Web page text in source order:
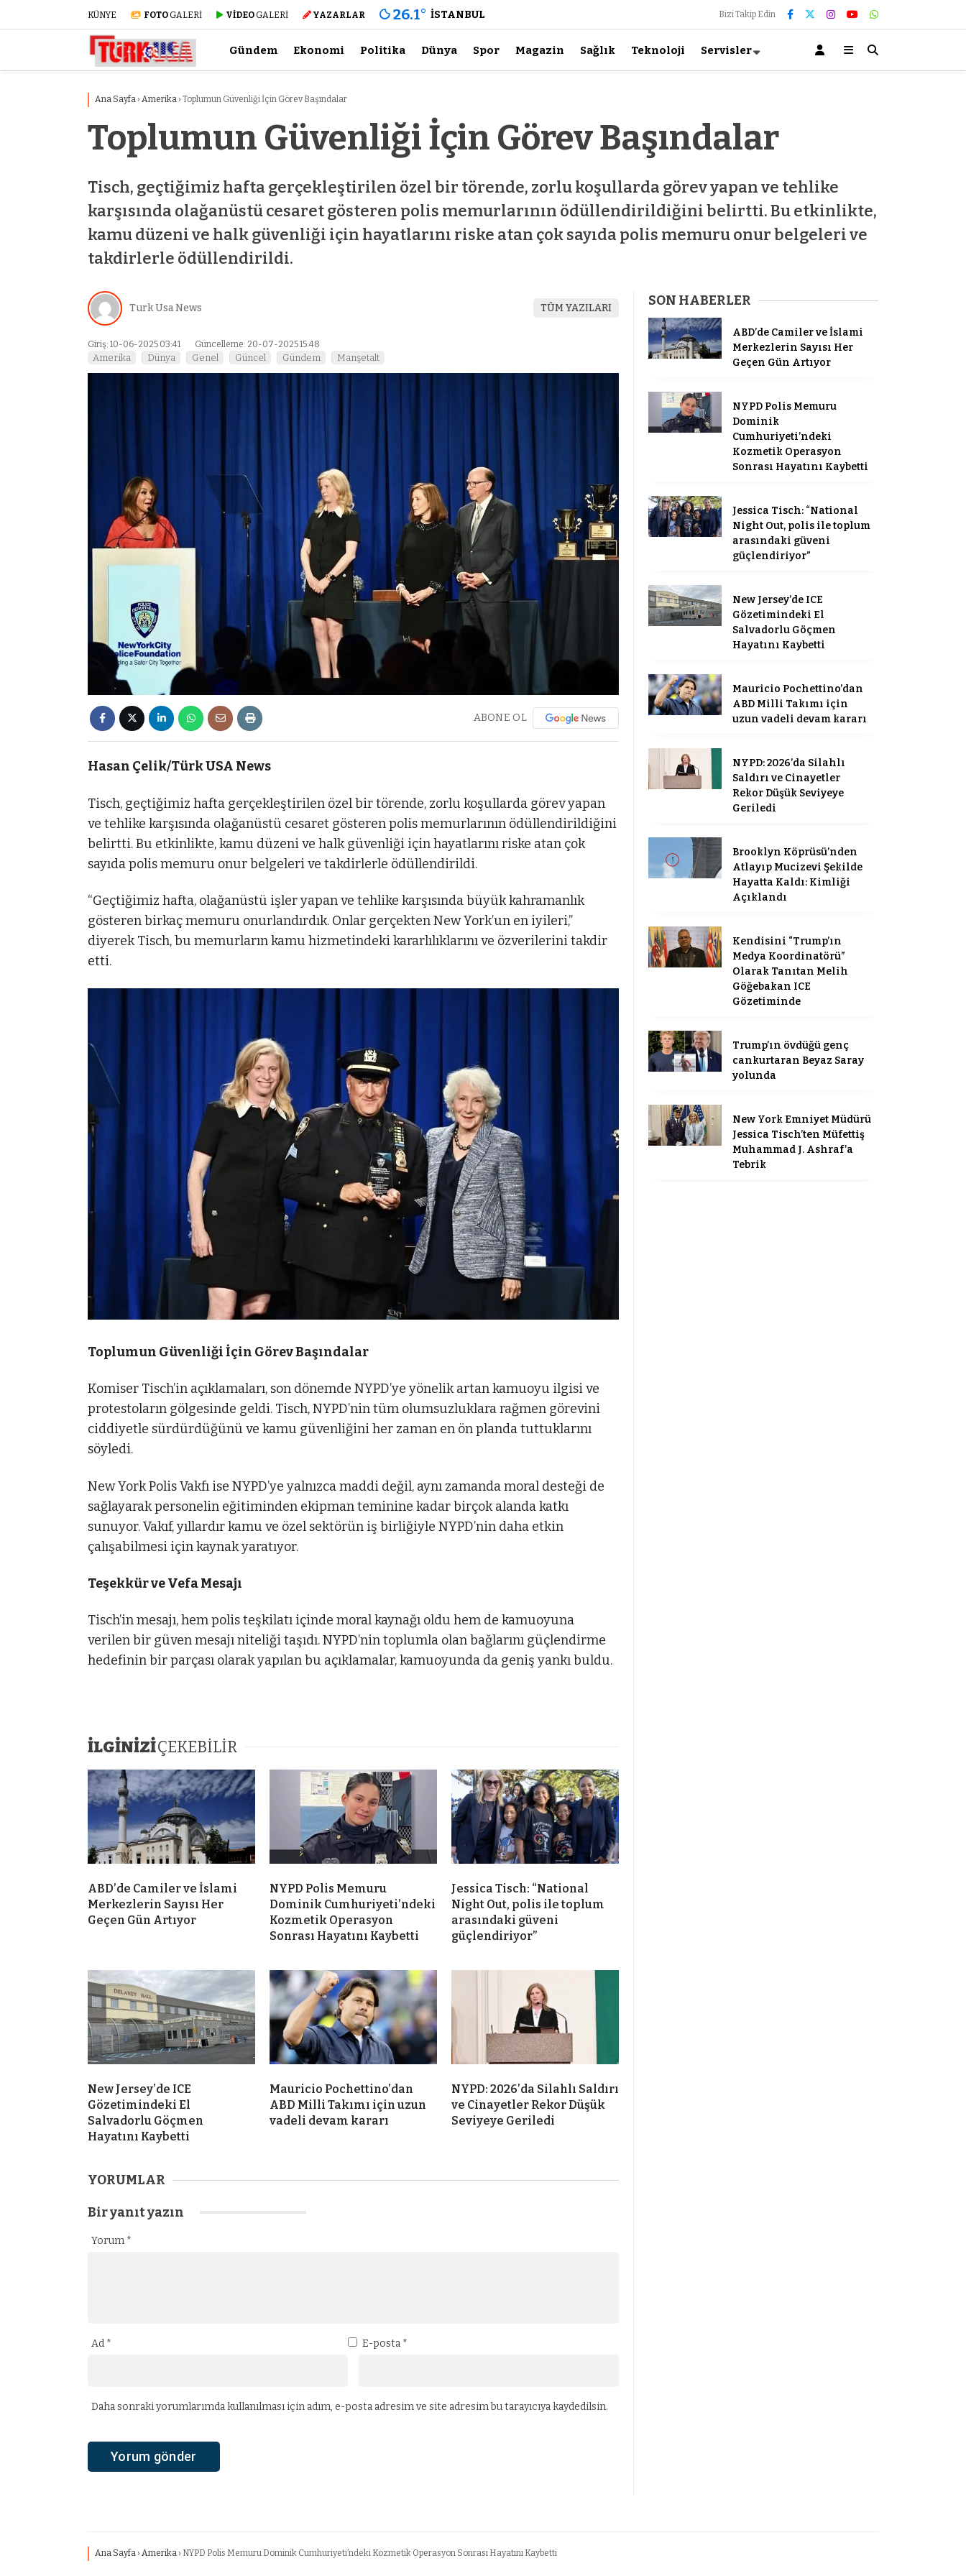
KÜNYE FOTO GALERİ VİDEO GALERİ YAZARLAR 26.1° İSTANBUL Bizi Takip Edin
Gündem Ekonomi Politika Dünya Spor Magazin Sağlık Teknoloji Servisler
Ana Sayfa › Amerika › Toplumun Güvenliği İçin Görev Başındalar
Toplumun Güvenliği İçin Görev Başındalar
Tisch, geçtiğimiz hafta gerçekleştirilen özel bir törende, zorlu koşullarda görev yapan ve tehlike
karşısında olağanüstü cesaret gösteren polis memurlarının ödüllendirildiğini belirtti. Bu etkinlikte,
kamu düzeni ve halk güvenliği için hayatlarını riske atan çok sayıda polis memuru onur belgeleri ve
takdirlerle ödüllendirildi.
Turk Usa News TÜM YAZILARI
Giriş: 10-06-2025 03:41 Güncelleme: 20-07-2025 15:48
Amerika Dünya Genel Güncel Gündem Manşetalt
ABONE OL
Hasan Çelik/Türk USA News
Tisch, geçtiğimiz hafta gerçekleştirilen özel bir törende, zorlu koşullarda görev yapan
ve tehlike karşısında olağanüstü cesaret gösteren polis memurlarının ödüllendirildiğini
belirtti. Bu etkinlikte, kamu düzeni ve halk güvenliği için hayatlarını riske atan çok
sayıda polis memuru onur belgeleri ve takdirlerle ödüllendirildi.
“Geçtiğimiz hafta, olağanüstü işler yapan ve tehlike karşısında büyük kahramanlık
gösteren birkaç memuru onurlandırdık. Onlar gerçekten New York’un en iyileri,”
diyerek Tisch, bu memurların kamu hizmetindeki kararlılıklarını ve özverilerini takdir
etti.
Toplumun Güvenliği İçin Görev Başındalar
Komiser Tisch’in açıklamaları, son dönemde NYPD’ye yönelik artan kamuoyu ilgisi ve
protestoların gölgesinde geldi. Tisch, NYPD’nin tüm olumsuzluklara rağmen görevini
ciddiyetle sürdürdüğünü ve kamu güvenliğini her zaman en ön planda tuttuklarını
söyledi.
New York Polis Vakfı ise NYPD’ye yalnızca maddi değil, aynı zamanda moral desteği de
sağlayarak personelin eğitiminden ekipman teminine kadar birçok alanda katkı
sunuyor. Vakıf, yıllardır kamu ve özel sektörün iş birliğiyle NYPD’nin daha etkin
çalışabilmesi için kaynak yaratıyor.
Teşekkür ve Vefa Mesajı
Tisch’in mesajı, hem polis teşkilatı içinde moral kaynağı oldu hem de kamuoyuna
verilen bir güven mesajı niteliği taşıdı. NYPD’nin toplumla olan bağlarını güçlendirme
hedefinin bir parçası olarak yapılan bu açıklamalar, kamuoyunda da geniş yankı buldu.
İLGİNİZİÇEKEBİLİR
ABD’de Camiler ve İslami
Merkezlerin Sayısı Her
Geçen Gün Artıyor
NYPD Polis Memuru
Dominik Cumhuriyeti’ndeki
Kozmetik Operasyon
Sonrası Hayatını Kaybetti
Jessica Tisch: “National
Night Out, polis ile toplum
arasındaki güveni
güçlendiriyor”
New Jersey’de ICE
Gözetimindeki El
Salvadorlu Göçmen
Hayatını Kaybetti
Mauricio Pochettino’dan
ABD Milli Takımı için uzun
vadeli devam kararı
NYPD: 2026’da Silahlı Saldırı
ve Cinayetler Rekor Düşük
Seviyeye Geriledi
YORUMLAR
Bir yanıt yazın
Yorum *
Ad * E-posta *
Daha sonraki yorumlarımda kullanılması için adım, e-posta adresim ve site adresim bu tarayıcıya kaydedilsin.
SON HABERLER
ABD’de Camiler ve İslami
Merkezlerin Sayısı Her
Geçen Gün Artıyor
NYPD Polis Memuru
Dominik
Cumhuriyeti’ndeki
Kozmetik Operasyon
Sonrası Hayatını Kaybetti
Jessica Tisch: “National
Night Out, polis ile toplum
arasındaki güveni
güçlendiriyor”
New Jersey’de ICE
Gözetimindeki El
Salvadorlu Göçmen
Hayatını Kaybetti
Mauricio Pochettino’dan
ABD Milli Takımı için
uzun vadeli devam kararı
NYPD: 2026’da Silahlı
Saldırı ve Cinayetler
Rekor Düşük Seviyeye
Geriledi
Brooklyn Köprüsü’nden
Atlayıp Mucizevi Şekilde
Hayatta Kaldı: Kimliği
Açıklandı
Kendisini “Trump’ın
Medya Koordinatörü”
Olarak Tanıtan Melih
Göğebakan ICE
Gözetiminde
Trump’ın övdüğü genç
cankurtaran Beyaz Saray
yolunda
New York Emniyet Müdürü
Jessica Tisch’ten Müfettiş
Muhammad J. Ashraf’a
Tebrik
Ana Sayfa › Amerika › NYPD Polis Memuru Dominik Cumhuriyeti’ndeki Kozmetik Operasyon Sonrası Hayatını Kaybetti